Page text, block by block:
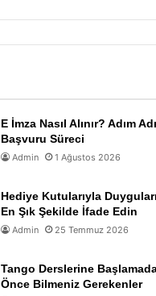
E İmza Nasıl Alınır? Adım
Başvuru Süreci
Admin 1 Ağustos 2026
Hediye Kutularıyla
En Şık Şekilde İfade Edin
Admin 25 Temmuz 2026
Tango Derslerine
Önce Bilmeniz Gerekenler